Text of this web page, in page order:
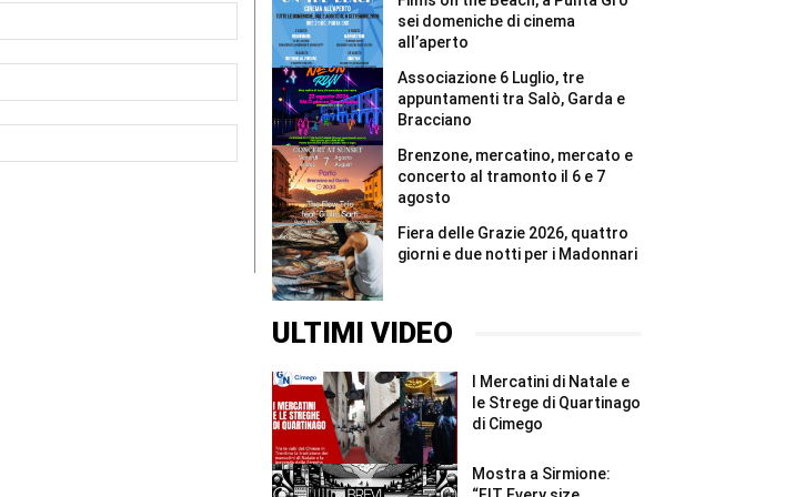
Nome:*
Email:*
Web:
#Shorts
6
e
7
agosto
#Shorts
sei domeniche di cinema
all’aperto
Associazione 6 Luglio, tre
appuntamenti tra Salò, Garda e
Bracciano
Brenzone, mercatino, mercato e
concerto al tramonto il 6 e 7
agosto
Fiera delle Grazie 2026, quattro
giorni e due notti per i Madonnari
ULTIMI VIDEO
I Mercatini di Natale e
le Strege di Quartinago
di Cimego
Mostra a Sirmione: